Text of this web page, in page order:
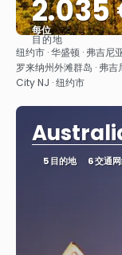
2.035
每位
目的地
纽约市 · 华盛顿 · 弗吉
罗来纳州外滩群岛 · 弗
City NJ · 纽约市
5 目的地 6 交通